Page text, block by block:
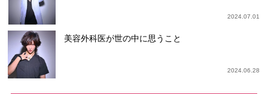
2024.07.01
美容外科医が世の中に思うこと
2024.06.28